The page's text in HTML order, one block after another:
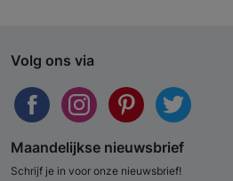
Volg ons via
Maandelijkse nieuwsbrief
Schrijf je in voor onze nieuwsbrief!